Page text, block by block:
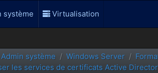
système Virtualisation
Admin système Windows Server
les services de certificats Active